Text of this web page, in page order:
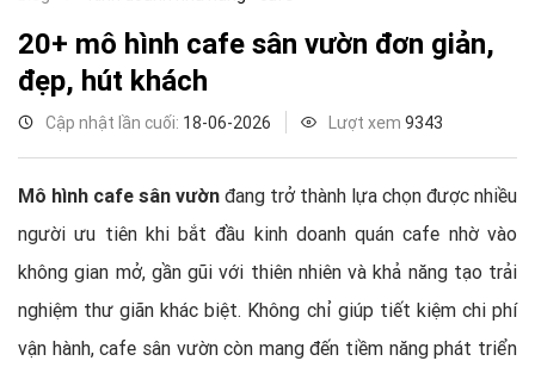
20+ mô hình cafe sân vườn đơn giản,
đẹp, hút khách
Cập nhật lần cuối: 18-06-2026 Lượt xem 9343
Mô hình cafe sân vườn đang trở thành lựa chọn được nhiều
người ưu tiên khi bắt đầu kinh doanh quán cafe nhờ vào
không gian mở, gần gũi với thiên nhiên và khả năng tạo trải
nghiệm thư giãn khác biệt. Không chỉ giúp tiết kiệm chi phí
vận hành, cafe sân vườn còn mang đến tiềm năng phát triển